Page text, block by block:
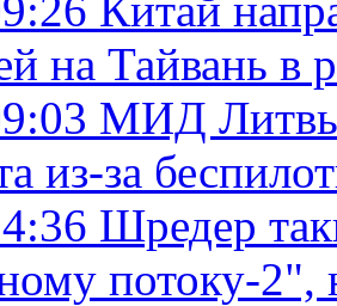
на Тайвань в
МИД Литвы
из-за
Шредер
потоку-2",